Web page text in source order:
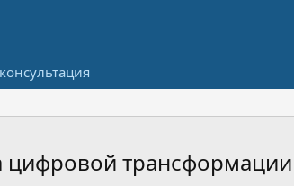
цифровой трансформации